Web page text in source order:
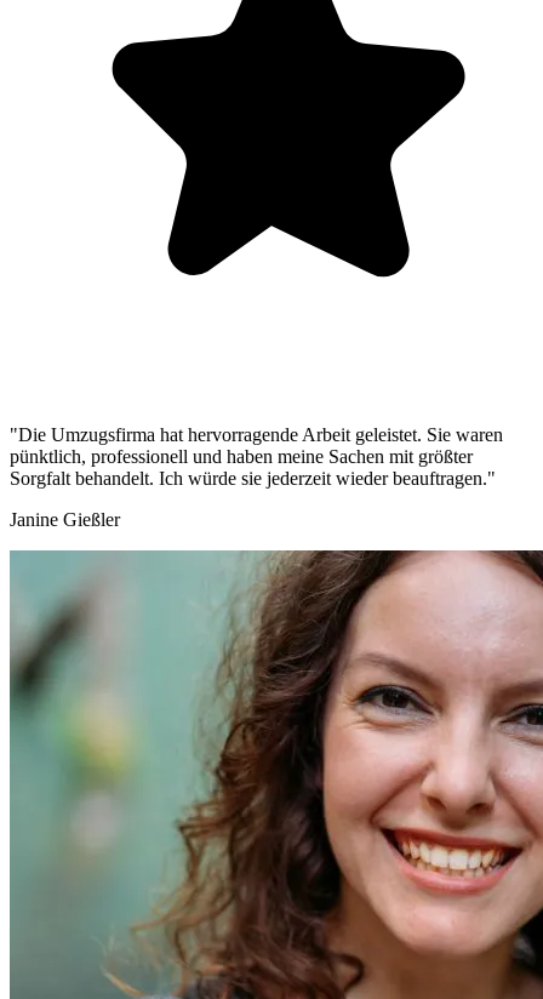
"Die Umzugsfirma hat hervorragende Arbeit geleistet. Sie waren
pünktlich, professionell und haben meine Sachen mit größter
Sorgfalt behandelt. Ich würde sie jederzeit wieder beauftragen."
Janine Gießler